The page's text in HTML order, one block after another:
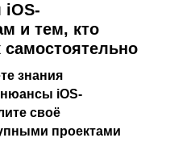
и тем, кто
самостоятельно
знания
нюансы iOS-
своё
проектами